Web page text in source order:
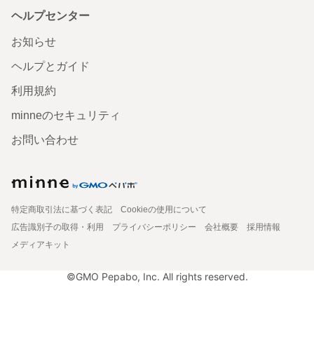
ヘルプセンター
お知らせ
ヘルプとガイド
利用規約
minneのセキュリティ
お問い合わせ
特定商取引法に基づく表記
Cookieの使用について
広告識別子の取得・利用
プライバシーポリシー 会社概要
採用情報
メディアキット
©GMO Pepabo, Inc. All rights reserved.